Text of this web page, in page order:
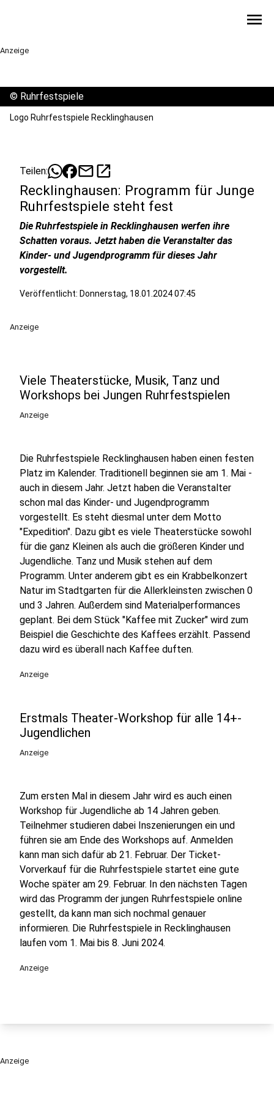
menu
Anzeige
© Ruhrfestspiele
Logo Ruhrfestspiele Recklinghausen
Teilen: mailopen_in_new
Recklinghausen: Programm für Junge
Ruhrfestspiele steht fest
Die Ruhrfestspiele in Recklinghausen werfen ihre
Schatten voraus. Jetzt haben die Veranstalter das
Kinder- und Jugendprogramm für dieses Jahr
vorgestellt.
Veröffentlicht: Donnerstag, 18.01.2024 07:45
Anzeige
Viele Theaterstücke, Musik, Tanz und
Workshops bei Jungen Ruhrfestspielen
Anzeige
Die Ruhrfestspiele Recklinghausen haben einen festen
Platz im Kalender. Traditionell beginnen sie am 1. Mai -
auch in diesem Jahr. Jetzt haben die Veranstalter
schon mal das Kinder- und Jugendprogramm
vorgestellt. Es steht diesmal unter dem Motto
"Expedition". Dazu gibt es viele Theaterstücke sowohl
für die ganz Kleinen als auch die größeren Kinder und
Jugendliche. Tanz und Musik stehen auf dem
Programm. Unter anderem gibt es ein Krabbelkonzert
Natur im Stadtgarten für die Allerkleinsten zwischen 0
und 3 Jahren. Außerdem sind Materialperformances
geplant. Bei dem Stück "Kaffee mit Zucker" wird zum
Beispiel die Geschichte des Kaffees erzählt. Passend
dazu wird es überall nach Kaffee duften.
Anzeige
Erstmals Theater-Workshop für alle 14+-
Jugendlichen
Anzeige
Zum ersten Mal in diesem Jahr wird es auch einen
Workshop für Jugendliche ab 14 Jahren geben.
Teilnehmer studieren dabei Inszenierungen ein und
führen sie am Ende des Workshops auf. Anmelden
kann man sich dafür ab 21. Februar. Der Ticket-
Vorverkauf für die Ruhrfestspiele startet eine gute
Woche später am 29. Februar. In den nächsten Tagen
wird das Programm der jungen Ruhrfestspiele online
gestellt, da kann man sich nochmal genauer
informieren. Die Ruhrfestspiele in Recklinghausen
laufen vom 1. Mai bis 8. Juni 2024.
Anzeige
Anzeige